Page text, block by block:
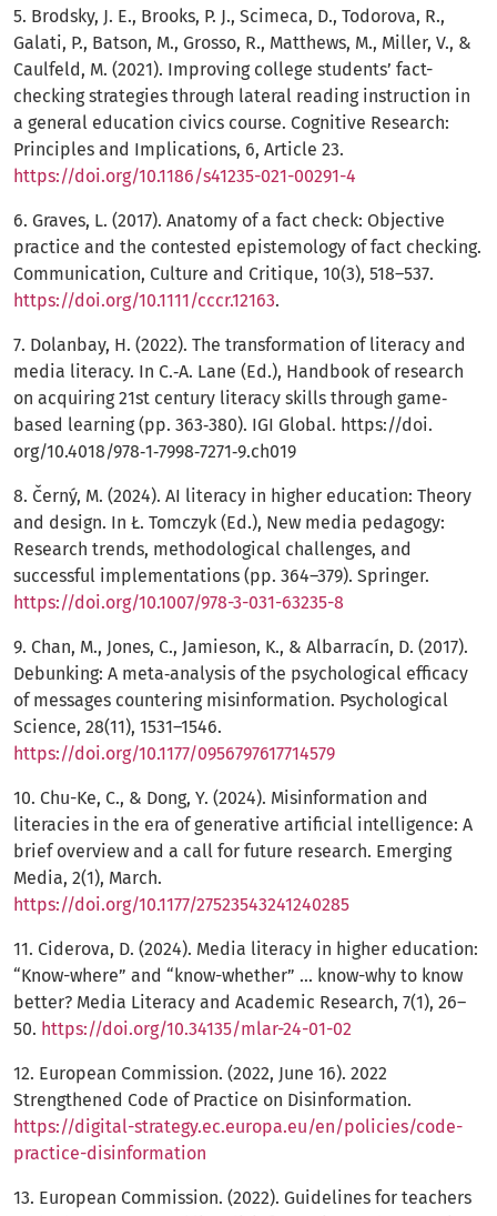
5. Brodsky, J. E., Brooks, P. J., Scimeca, D., Todorova, R.,
Galati, P., Batson, M., Grosso, R., Matthews, M., Miller, V., &
Caulfeld, M. (2021). Improving college students’ fact-
checking strategies through lateral reading instruction in
a general education civics course. Cognitive Research:
Principles and Implications, 6, Article 23.
https://doi.org/10.1186/s41235-021-00291-4
6. Graves, L. (2017). Anatomy of a fact check: Objective
practice and the contested epistemology of fact checking.
Communication, Culture and Critique, 10(3), 518–537.
https://doi.org/10.1111/cccr.12163.
7. Dolanbay, H. (2022). The transformation of literacy and
media literacy. In C.‐A. Lane (Ed.), Handbook of research
on acquiring 21st century literacy skills through game‐
based learning (pp. 363‐380). IGI Global. https://doi.
org/10.4018/978‐1‐7998‐7271‐9.ch019
8. Černý, M. (2024). AI literacy in higher education: Theory
and design. In Ł. Tomczyk (Ed.), New media pedagogy:
Research trends, methodological challenges, and
successful implementations (pp. 364–379). Springer.
https://doi.org/10.1007/978-3-031-63235-8
9. Chan, M., Jones, C., Jamieson, K., & Albarracín, D. (2017).
Debunking: A meta‐analysis of the psychological efficacy
of messages countering misinformation. Psychological
Science, 28(11), 1531–1546.
https://doi.org/10.1177/0956797617714579
10. Chu-Ke, C., & Dong, Y. (2024). Misinformation and
literacies in the era of generative artificial intelligence: A
brief overview and a call for future research. Emerging
Media, 2(1), March.
https://doi.org/10.1177/27523543241240285
11. Ciderova, D. (2024). Media literacy in higher education:
“Know-where” and “know-whether” ... know-why to know
better? Media Literacy and Academic Research, 7(1), 26–
50. https://doi.org/10.34135/mlar-24-01-02
12. European Commission. (2022, June 16). 2022
Strengthened Code of Practice on Disinformation.
https://digital-strategy.ec.europa.eu/en/policies/code-
practice-disinformation
13. European Commission. (2022). Guidelines for teachers